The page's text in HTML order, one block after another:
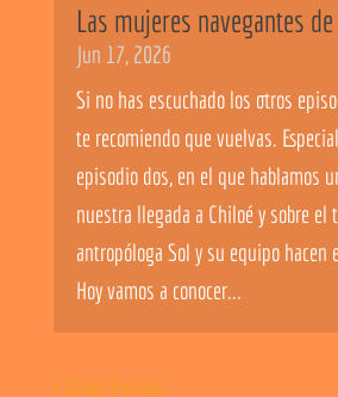
Las mujeres navegantes
Jun 17, 2026
Si no has escuchado los otros
te recomiendo que vuelvas.
episodio dos, en el que hablamos
nuestra llegada a Chiloé y sobre el
antropóloga Sol y su equipo hacen
Hoy vamos a conocer...
« Older Entries